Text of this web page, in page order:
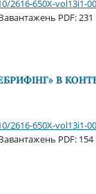
2616-650X-vol13i1-
PDF: 231
В
2616-650X-vol13i1-
PDF: 154